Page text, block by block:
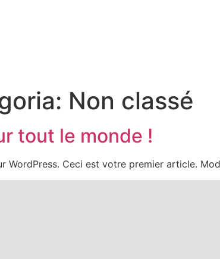
Non classé
tout le monde !
WordPress. Ceci est votre premier article.